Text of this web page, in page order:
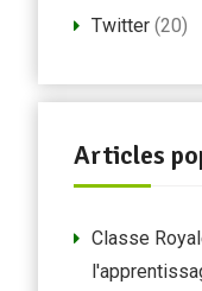
Twitter(20)
Articles
Classe